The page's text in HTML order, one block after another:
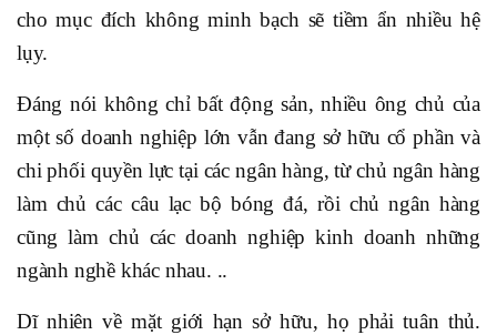
cho mục đích không minh bạch sẽ tiềm ẩn nhiều hệ
lụy.
Đáng nói không chỉ bất động sản, nhiều ông chủ của
một số doanh nghiệp lớn vẫn đang sở hữu cổ phần và
chi phối quyền lực tại các ngân hàng, từ chủ ngân hàng
làm chủ các câu lạc bộ bóng đá, rồi chủ ngân hàng
cũng làm chủ các doanh nghiệp kinh doanh những
ngành nghề khác nhau. ..
Dĩ nhiên về mặt giới hạn sở hữu, họ phải tuân thủ.